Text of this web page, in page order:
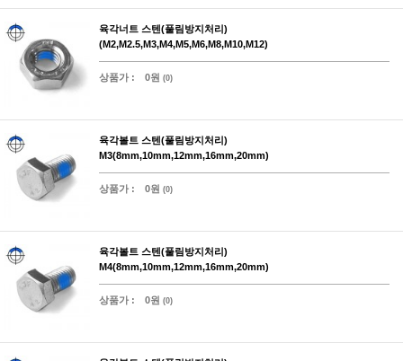
육각너트 스텐(풀림방지처리)
(M2,M2.5,M3,M4,M5,M6,M8,M10,M12)
상품가 : 0원 (0)
육각볼트 스텐(풀림방지처리)
M3(8mm,10mm,12mm,16mm,20mm)
상품가 : 0원 (0)
육각볼트 스텐(풀림방지처리)
M4(8mm,10mm,12mm,16mm,20mm)
상품가 : 0원 (0)